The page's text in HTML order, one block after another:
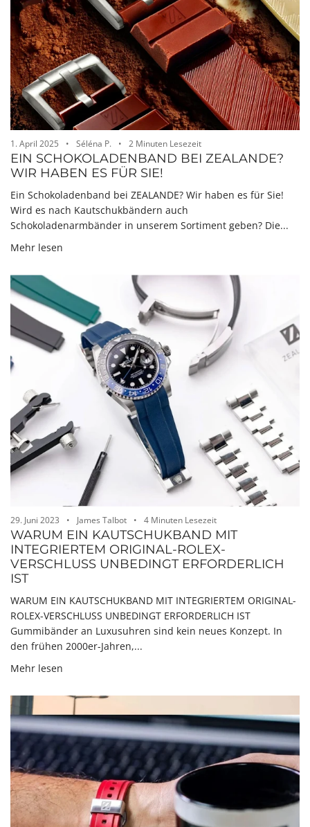
1. April 2025 Séléna P. 2 Minuten Lesezeit
EIN SCHOKOLADENBAND BEI ZEALANDE?
WIR HABEN ES FÜR SIE!
Ein Schokoladenband bei ZEALANDE? Wir haben es für Sie!
Wird es nach Kautschukbändern auch
Schokoladenarmbänder in unserem Sortiment geben? Die...
Mehr lesen
29. Juni 2023 James Talbot 4 Minuten Lesezeit
WARUM EIN KAUTSCHUKBAND MIT
INTEGRIERTEM ORIGINAL-ROLEX-
VERSCHLUSS UNBEDINGT ERFORDERLICH
IST
WARUM EIN KAUTSCHUKBAND MIT INTEGRIERTEM ORIGINAL-
ROLEX-VERSCHLUSS UNBEDINGT ERFORDERLICH IST
Gummibänder an Luxusuhren sind kein neues Konzept. In
den frühen 2000er-Jahren,...
Mehr lesen